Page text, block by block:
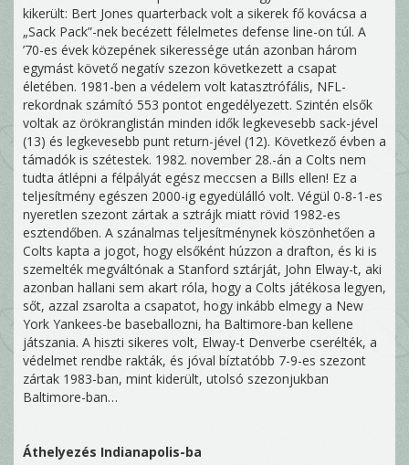
kikerült: Bert Jones quarterback volt a sikerek fő kovácsa a
„Sack Pack”-nek becézett félelmetes defense line-on túl. A
’70-es évek közepének sikeressége után azonban három
egymást követő negatív szezon következett a csapat
életében. 1981-ben a védelem volt katasztrófális, NFL-
rekordnak számító 553 pontot engedélyezett. Szintén elsők
voltak az örökranglistán minden idők legkevesebb sack-jével
(13) és legkevesebb punt return-jével (12). Következő évben a
támadók is szétestek. 1982. november 28.-án a Colts nem
tudta átlépni a félpályát egész meccsen a Bills ellen! Ez a
teljesítmény egészen 2000-ig egyedülálló volt. Végül 0-8-1-es
nyeretlen szezont zártak a sztrájk miatt rövid 1982-es
esztendőben. A szánalmas teljesítménynek köszönhetően a
Colts kapta a jogot, hogy elsőként húzzon a drafton, és ki is
szemelték megváltónak a Stanford sztárját, John Elway-t, aki
azonban hallani sem akart róla, hogy a Colts játékosa legyen,
sőt, azzal zsarolta a csapatot, hogy inkább elmegy a New
York Yankees-be baseballozni, ha Baltimore-ban kellene
játszania. A hiszti sikeres volt, Elway-t Denverbe cserélték, a
védelmet rendbe rakták, és jóval bíztatóbb 7-9-es szezont
zártak 1983-ban, mint kiderült, utolsó szezonjukban
Baltimore-ban…
Áthelyezés Indianapolis-ba